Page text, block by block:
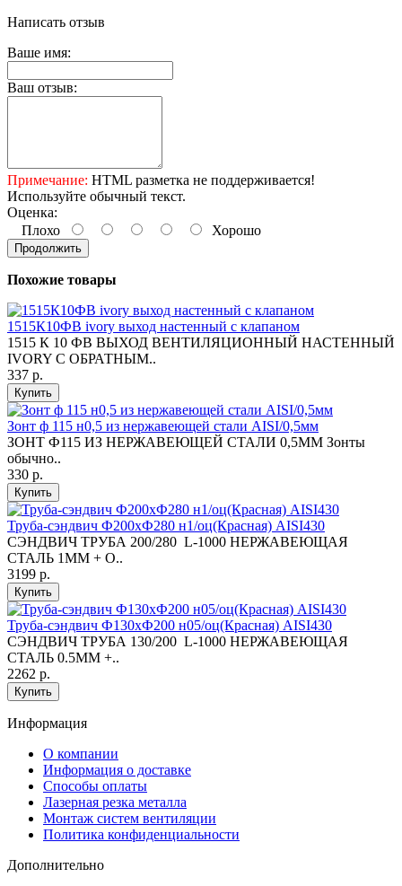
Написать отзыв
Ваше имя:
Ваш отзыв:
Примечание: HTML разметка не поддерживается!
Используйте обычный текст.
Оценка:
Плохо
Хорошо
Продолжить
Похожие товары
1515К10ФВ ivory выход настенный с клапаном
1515 К 10 ФВ ВЫХОД ВЕНТИЛЯЦИОННЫЙ НАСТЕННЫЙ
IVORY С ОБРАТНЫМ..
337 р.
Купить
Зонт ф 115 н0,5 из нержавеющей стали AISI/0,5мм
ЗОНТ Ф115 ИЗ НЕРЖАВЕЮЩЕЙ СТАЛИ 0,5ММ Зонты
обычно..
330 р.
Купить
Труба-сэндвич Ф200хФ280 н1/оц(Красная) AISI430
СЭНДВИЧ ТРУБА 200/280 L-1000 НЕРЖАВЕЮЩАЯ
СТАЛЬ 1ММ + О..
3199 р.
Купить
Труба-сэндвич Ф130хФ200 н05/оц(Красная) AISI430
СЭНДВИЧ ТРУБА 130/200 L-1000 НЕРЖАВЕЮЩАЯ
СТАЛЬ 0.5ММ +..
2262 р.
Купить
Информация
O компании
Информация о доставке
Способы оплаты
Лазерная резка металла
Монтаж систем вентиляции
Политика конфиденциальности
Дополнительно